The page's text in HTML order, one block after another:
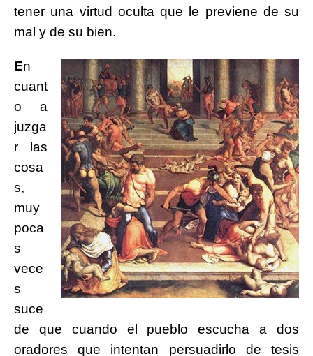
tener una virtud oculta que le previene de su
mal y de su bien.
En
cuant
o a
juzga
r las
cosa
s,
muy
poca
s
vece
s
suce
de que cuando el pueblo escucha a dos
oradores que intentan persuadirlo de tesis